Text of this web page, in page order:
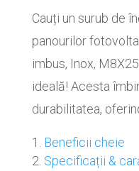
Cauți un surub de
panourilor
imbus, Inox,
ideală! Acesta
durabilitatea,
Beneficii cheie
Specificații &